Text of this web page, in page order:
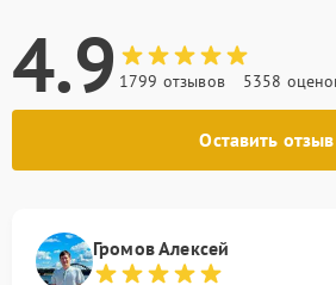
4.9 1799 отзывов 5358
Оставить отзыв
Громов Алексей